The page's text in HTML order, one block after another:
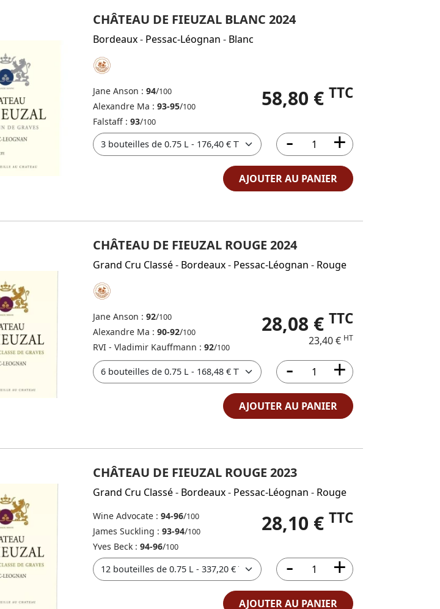
CHÂTEAU DE FIEUZAL BLANC 2024
Bordeaux- Pessac-Léognan - Blanc
Jane Anson : 94/100
Alexandre Ma : 93-95/100
Falstaff : 93/100
58,80 € TTC
AJOUTER AU PANIER
CHÂTEAU DE FIEUZAL ROUGE 2024
Grand Cru Classé- Bordeaux- Pessac-Léognan - Rouge
Jane Anson : 92/100
Alexandre Ma : 90-92/100
RVI - Vladimir Kauffmann : 92/100
28,08 € TTC
23,40 € HT
AJOUTER AU PANIER
CHÂTEAU DE FIEUZAL ROUGE 2023
Grand Cru Classé- Bordeaux- Pessac-Léognan - Rouge
Wine Advocate : 94-96/100
James Suckling : 93-94/100
Yves Beck : 94-96/100
28,10 € TTC
AJOUTER AU PANIER